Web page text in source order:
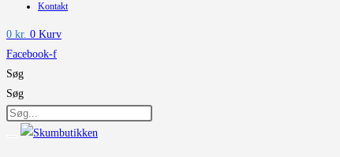
Kontakt
0 kr. 0 Kurv
Facebook-f
Søg
Søg